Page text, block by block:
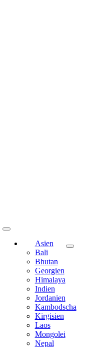
Toggle
Asien
Bali
Bhutan
Georgien
Himalaya
Indien
Jordanien
Kambodscha
Kirgisien
Laos
Mongolei
Nepal